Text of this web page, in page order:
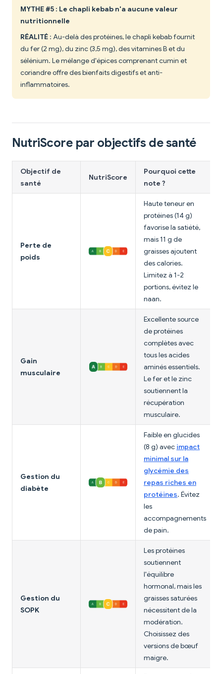
MYTHE #5 : Le chapli kebab n'a aucune valeur
nutritionnelle
RÉALITÉ : Au-delà des protéines, le chapli kebab fournit
du fer (2 mg), du zinc (3,5 mg), des vitamines B et du
sélénium. Le mélange d'épices comprenant cumin et
coriandre offre des bienfaits digestifs et anti-
inflammatoires.
NutriScore par objectifs de santé
Objectif de
santé
NutriScore
Pourquoi cette
note ?
Perte de
poids
Haute teneur en
protéines (14 g)
favorise la satiété,
mais 11 g de
graisses ajoutent
des calories.
Limitez à 1-2
portions, évitez le
naan.
Gain
musculaire
Excellente source
de protéines
complètes avec
tous les acides
aminés essentiels.
Le fer et le zinc
soutiennent la
récupération
musculaire.
Gestion du
diabète
Faible en glucides
(8 g) avec impact
minimal sur la
glycémie des
repas riches en
protéines. Évitez
les
accompagnements
de pain.
Gestion du
SOPK
Les protéines
soutiennent
l'équilibre
hormonal, mais les
graisses saturées
nécessitent de la
modération.
Choisissez des
versions de bœuf
maigre.